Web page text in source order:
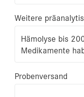
Weitere
Hämolyse bis
Medikamente
Probenversand